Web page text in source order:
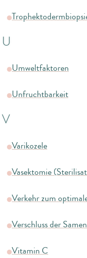
U
Umweltfaktoren
Unfruchtbarkeit
V
Varikozele
Vasektomie
Verkehr zum
Verschluss der
Vitamin C